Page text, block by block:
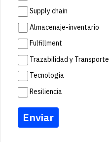
Supply chain
Almacenaje-inventario
Fulfillment
Trazabilidad y Transporte
Tecnología
Resiliencia
Enviar